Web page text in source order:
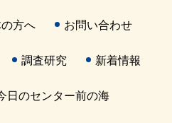
方へ お問い合わせ
調査研究 新着情報
日のセンター前の海